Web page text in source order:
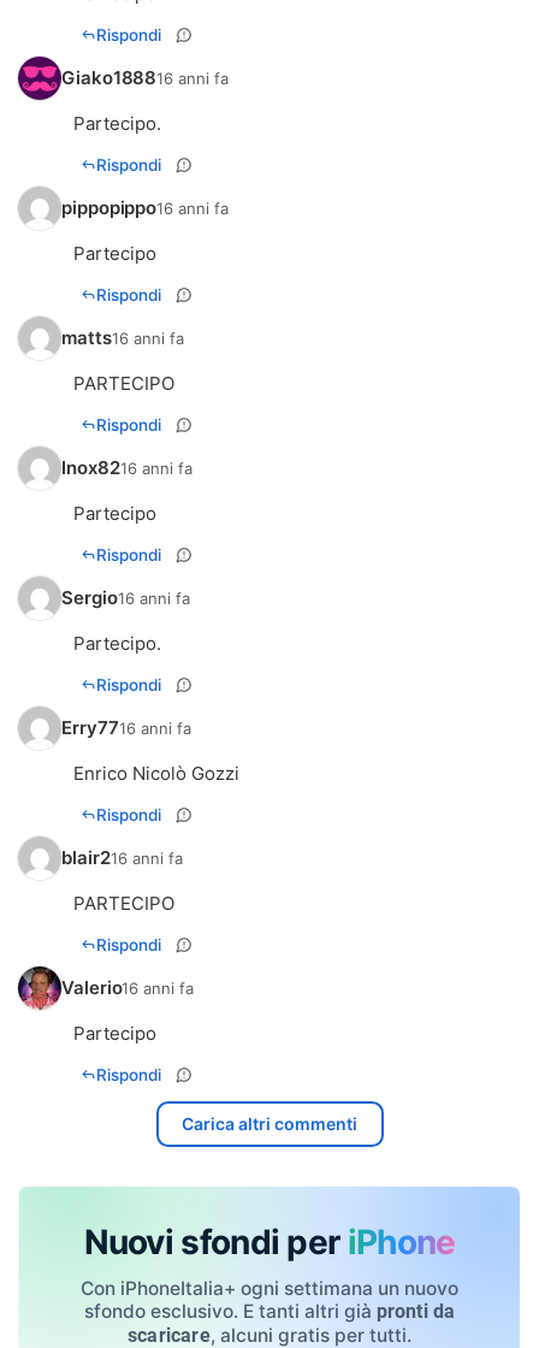
Rispondi
Giako188816 anni fa
Partecipo.
Rispondi
pippopippo16 anni fa
Partecipo
Rispondi
matts16 anni fa
PARTECIPO
Rispondi
Inox8216 anni fa
Partecipo
Rispondi
Sergio16 anni fa
Partecipo.
Rispondi
Erry7716 anni fa
Enrico Nicolò Gozzi
Rispondi
blair216 anni fa
PARTECIPO
Rispondi
Valerio16 anni fa
Partecipo
Rispondi
Carica altri commenti
Nuovi sfondi per iPhone
Con iPhoneItalia+ ogni settimana un nuovo
sfondo esclusivo. E tanti altri già pronti da
scaricare, alcuni gratis per tutti.